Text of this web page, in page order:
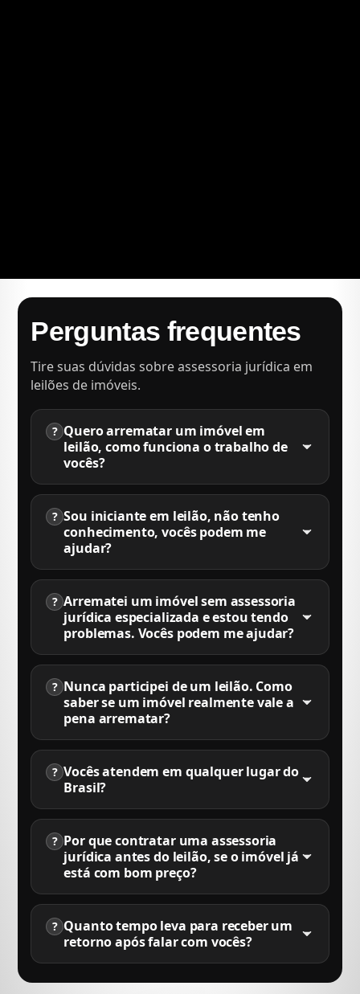
Perguntas frequentes
Tire suas dúvidas sobre assessoria jurídica em
leilões de imóveis.
? Quero arrematar um imóvel em
leilão, como funciona o trabalho de
vocês?
? Sou iniciante em leilão, não tenho
conhecimento, vocês podem me
ajudar?
? Arrematei um imóvel sem assessoria
jurídica especializada e estou tendo
problemas. Vocês podem me ajudar?
? Nunca participei de um leilão. Como
saber se um imóvel realmente vale a
pena arrematar?
? Vocês atendem em qualquer lugar do
Brasil?
? Por que contratar uma assessoria
jurídica antes do leilão, se o imóvel já
está com bom preço?
? Quanto tempo leva para receber um
retorno após falar com vocês?